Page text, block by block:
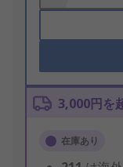
3,000円を
在庫あり